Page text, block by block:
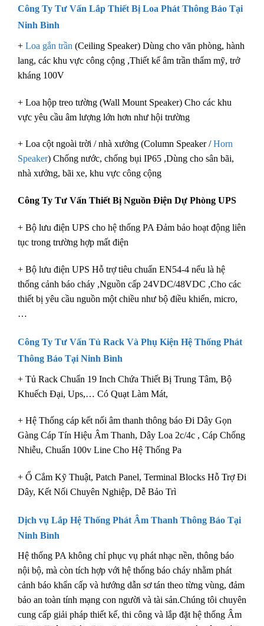
Công Ty Tư Vấn Lắp Thiết Bị Loa Phát Thông Báo Tại
Ninh Bình
+ Loa gắn trần (Ceiling Speaker) Dùng cho văn phòng, hành
lang, các khu vực công cộng ,Thiết kế âm trần thẩm mỹ, trở
kháng 100V
+ Loa hộp treo tường (Wall Mount Speaker) Cho các khu
vực yêu cầu âm lượng lớn hơn như hội trường
+ Loa cột ngoài trời / nhà xưởng (Column Speaker /Horn
Speaker) Chống nước, chống bụi IP65 ,Dùng cho sân bãi,
nhà xưởng, bãi xe, khu vực công cộng
Công Ty Tư Vấn Thiết Bị Nguồn Điện Dự Phòng UPS
+ Bộ lưu điện UPS cho hệ thống PA Đảm bảo hoạt động liên
tục trong trường hợp mất điện
+ Bộ lưu điện UPS Hỗ trợ tiêu chuẩn EN54-4 nếu là hệ
thống cảnh báo cháy ,Nguồn cấp 24VDC/48VDC ,Cho các
thiết bị yêu cầu nguồn một chiều như bộ điều khiển, micro,
…
Công Ty Tư Vấn Tủ Rack Và Phụ Kiện Hệ Thống Phát
Thông Báo Tại Ninh Bình
+ Tủ Rack Chuẩn 19 Inch Chứa Thiết Bị Trung Tâm, Bộ
Khuếch Đại, Ups,… Có Quạt Làm Mát,
+ Hệ Thống cáp kết nối âm thanh thông báo Đi Dây Gọn
Gàng Cáp Tín Hiệu Âm Thanh, Dây Loa 2c/4c , Cáp Chống
Nhiễu, Chuẩn 100v Line Cho Hệ Thống Pa
+ Ổ Cắm Kỹ Thuật, Patch Panel, Terminal Blocks Hỗ Trợ Đi
Dây, Kết Nối Chuyên Nghiệp, Dễ Bảo Trì
Dịch vụ Lắp Hệ Thống Phát Âm Thanh Thông Báo Tại
Ninh Bình
Hệ thống PA không chỉ phục vụ phát nhạc nền, thông báo
nội bộ, mà còn tích hợp với hệ thống báo cháy nhằm phát
cảnh báo khẩn cấp và hướng dẫn sơ tán theo từng vùng, đảm
bảo an toàn tính mạng con người và tài sản.Chúng tôi chuyên
cung cấp giải pháp thiết kế, thi công và lắp đặt hệ thống Âm